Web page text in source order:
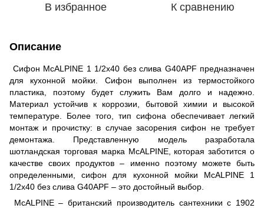
В избранное К сравнению
Описание
Сифон McALPINE 1 1/2х40 без слива G40APF предназначен
для кухонной мойки. Сифон выполнен из термостойкого
пластика, поэтому будет служить Вам долго и надежно.
Материал устойчив к коррозии, бытовой химии и высокой
температуре. Более того, тип сифона обеспечивает легкий
монтаж и прочистку: в случае засорения сифон не требует
демонтажа. Представленную модель разработала
шотландская торговая марка McALPINE, которая заботится о
качестве своих продуктов – именно поэтому можете быть
определенными, сифон для кухонной мойки McALPINE 1
1/2х40 без слива G40APF – это достойный выбор.
McALPINE – британский производитель сантехники с 1902